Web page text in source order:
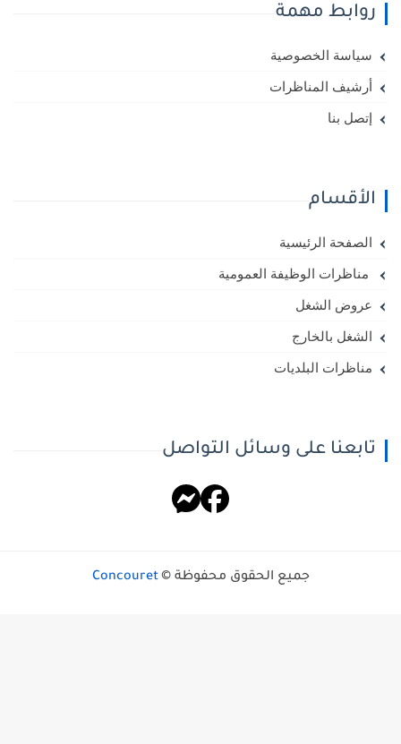
روابط مهمة
سياسة الخصوصية
أرشيف المناظرات
إتصل بنا
الأقسام
الصفحة الرئيسية
مناظرات الوظيفة العمومية
عروض الشغل
الشغل بالخارج
مناظرات البلديات
تابعنا على وسائل التواصل
جميع الحقوق محفوظة © Concouret